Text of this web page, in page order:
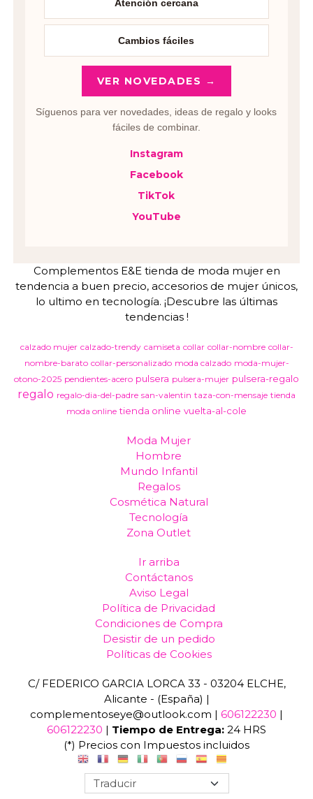
Atención cercana
Cambios fáciles
VER NOVEDADES →
Síguenos para ver novedades, ideas de regalo y looks
fáciles de combinar.
Instagram
Facebook
TikTok
YouTube
Complementos E&E tienda de moda mujer en
tendencia a buen precio, accesorios de mujer únicos,
lo ultimo en tecnología. ¡Descubre las últimas
tendencias !
calzado mujer calzado-trendy camiseta collar collar-nombre collar-
nombre-barato collar-personalizado moda calzado moda-mujer-
otono-2025 pendientes-acero pulsera pulsera-mujer pulsera-regalo
regalo regalo-dia-del-padre san-valentin taza-con-mensaje tienda
moda online tienda online vuelta-al-cole
Moda Mujer
Hombre
Mundo Infantil
Regalos
Cosmética Natural
Tecnología
Zona Outlet
Ir arriba
Contáctanos
Aviso Legal
Política de Privacidad
Condiciones de Compra
Desistir de un pedido
Políticas de Cookies
C/ FEDERICO GARCIA LORCA 33 - 03204 ELCHE,
Alicante - (España) |
complementoseye@outlook.com | 606122230 |
606122230 | Tiempo de Entrega: 24 HRS
(*) Precios con Impuestos incluidos